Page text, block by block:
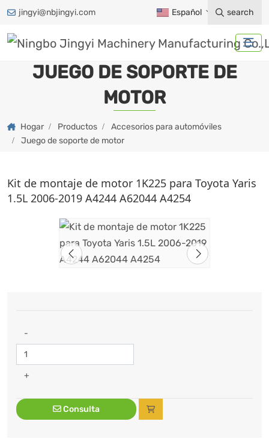
jingyi@nbjingyi.com Español search
JUEGO DE SOPORTE DE
MOTOR
Hogar Productos
Accesorios para automóviles
Juego de soporte de motor
Kit de montaje de motor 1K225 para Toyota Yaris
1.5L 2006-2019 A4244 A62044 A4254
-
+
Consulta